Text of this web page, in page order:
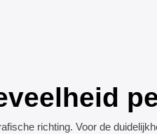
richting. Voor de